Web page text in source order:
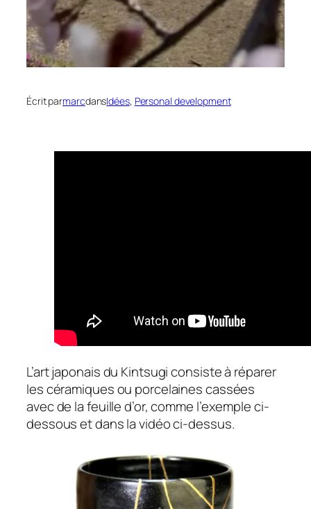
Écrit parmarcdansIdées, Personal development
L’art japonais du Kintsugi consiste à réparer
les céramiques ou porcelaines cassées
avec de la feuille d’or, comme l’exemple ci-
dessous et dans la vidéo ci-dessus.